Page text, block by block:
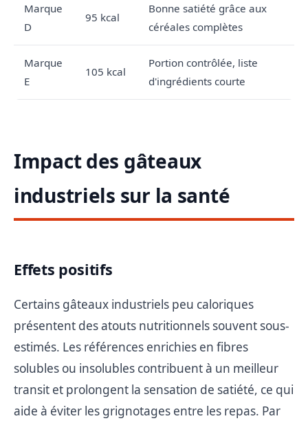
Marque
D
95 kcal
Bonne satiété grâce aux
céréales complètes
Marque
E
105 kcal
Portion contrôlée, liste
d'ingrédients courte
Impact des gâteaux
industriels sur la santé
Effets positifs
Certains gâteaux industriels peu caloriques
présentent des atouts nutritionnels souvent sous-
estimés. Les références enrichies en fibres
solubles ou insolubles contribuent à un meilleur
transit et prolongent la sensation de satiété, ce qui
aide à éviter les grignotages entre les repas. Par